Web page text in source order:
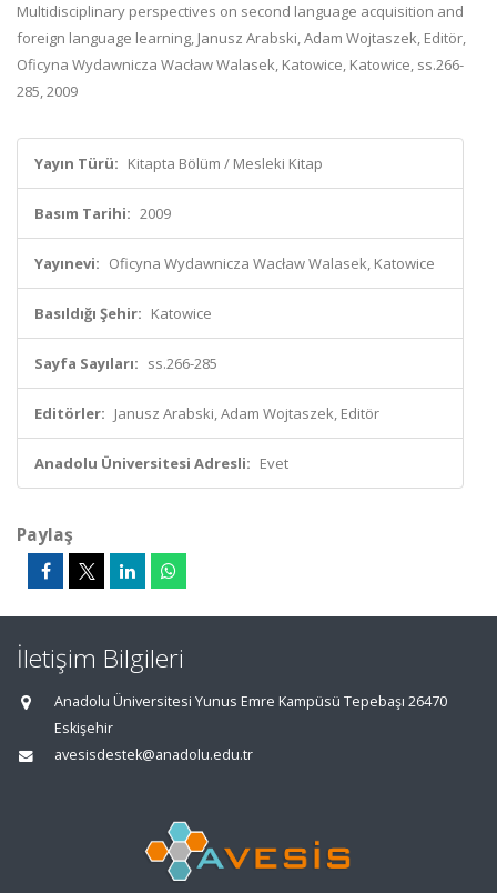
Multidisciplinary perspectives on second language acquisition and
foreign language learning, Janusz Arabski, Adam Wojtaszek, Editör,
Oficyna Wydawnicza Wacław Walasek, Katowice, Katowice, ss.266-
285, 2009
Yayın Türü: Kitapta Bölüm / Mesleki Kitap
Basım Tarihi: 2009
Yayınevi: Oficyna Wydawnicza Wacław Walasek, Katowice
Basıldığı Şehir: Katowice
Sayfa Sayıları: ss.266-285
Editörler: Janusz Arabski, Adam Wojtaszek, Editör
Anadolu Üniversitesi Adresli: Evet
Paylaş
İletişim Bilgileri
Anadolu Üniversitesi Yunus Emre Kampüsü Tepebaşı 26470
Eskişehir
avesisdestek@anadolu.edu.tr